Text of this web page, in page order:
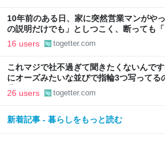
10年前のある日、家に突然営業マンがや
の説明だけでも」としつこく、断っても
てくれますか」と言われたので、ある方法
16 users togetter.com
これマジで社不過ぎて聞きたくないんで
にオーズみたいな並びで指輪3つ写ってる
分？
26 users togetter.com
新着記事 - 暮らしをもっと読む